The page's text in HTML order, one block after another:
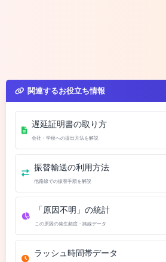
関連するお役立ち情報
遅延証明書の取り方
会社・学校への提出方法を解説
振替輸送の利用方法
他路線での振替手順を解説
「原因不明」の統計
この原因の発生頻度・路線データ
ラッシュ時間帯データ